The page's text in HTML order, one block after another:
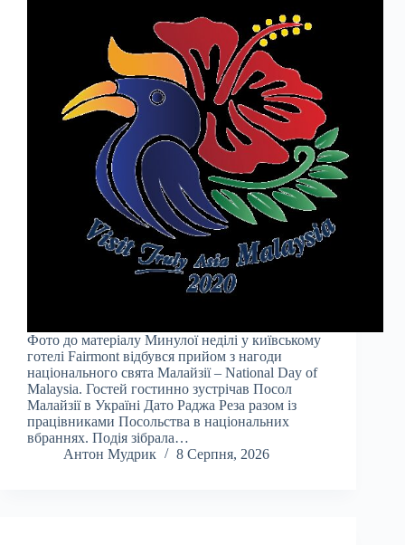
Фото до матеріалу Минулої неділі у київському
готелі Fairmont відбувся прийом з нагоди
національного свята Малайзії – National Day of
Malaysia. Гостей гостинно зустрічав Посол
Малайзії в Україні Дато Раджа Реза разом із
працівниками Посольства в національних
вбраннях. Подія зібрала…
Антон Мудрик
8 Серпня, 2026